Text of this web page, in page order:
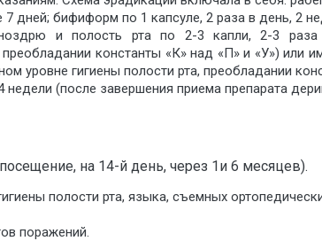
дней; бифиформ по 1 капсуле, 2 раза в день, 2
и полость рта по 2-3 капли, 2-3
константы «К» над «П» и «У») или
уровне гигиены полости рта, преобладании
(после завершения приема препарата
на 14-й день, через 1и 6 месяцев).
полости рта, языка, съемных
поражений.